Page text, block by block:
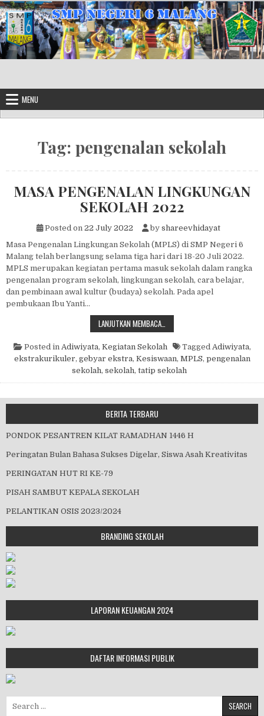
Skip to content
MENU
Tag: pengenalan sekolah
MASA PENGENALAN LINGKUNGAN
SEKOLAH 2022
Posted on 22 July 2022 by shareevhidayat
Masa Pengenalan Lingkungan Sekolah (MPLS) di SMP Negeri 6
Malang telah berlangsung selama tiga hari dari 18-20 Juli 2022.
MPLS merupakan kegiatan pertama masuk sekolah dalam rangka
pengenalan program sekolah, lingkungan sekolah, cara belajar,
dan pembinaan awal kultur (budaya) sekolah. Pada apel
pembukaan Ibu Yanti…
LANJUTKAN MEMBACA…
Posted in Adiwiyata, Kegiatan Sekolah Tagged Adiwiyata,
ekstrakurikuler, gebyar ekstra, Kesiswaan, MPLS, pengenalan
sekolah, sekolah, tatip sekolah
BERITA TERBARU
PONDOK PESANTREN KILAT RAMADHAN 1446 H
Peringatan Bulan Bahasa Sukses Digelar, Siswa Asah Kreativitas
PERINGATAN HUT RI KE-79
PISAH SAMBUT KEPALA SEKOLAH
PELANTIKAN OSIS 2023/2024
BRANDING SEKOLAH
LAPORAN KEUANGAN 2024
DAFTAR INFORMASI PUBLIK